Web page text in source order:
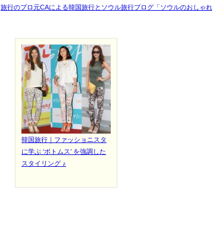
旅行のプロ元CAによる韓国旅行とソウル旅行ブログ「ソウルのおしゃ
韓国旅行｜ファッショニスタ
に学ぶ ‘ボトムス’ を強調した
スタイリング ♪